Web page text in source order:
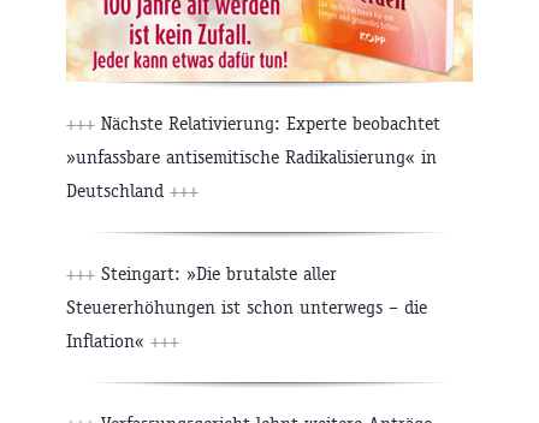
+++ Nächste Relativierung: Experte beobachtet
»unfassbare antisemitische Radikalisierung« in
Deutschland +++
+++ Steingart: »Die brutalste aller
Steuererhöhungen ist schon unterwegs – die
Inflation« +++